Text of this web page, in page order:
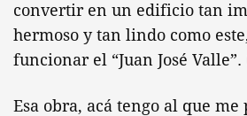
convertir en un edificio tan
hermoso y tan lindo como
funcionar el “Juan José Valle”.
Esa obra, acá tengo al que me